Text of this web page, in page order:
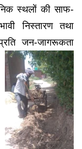
स्थलों की साफ-
निस्तारण तथा
जन-जागरूकता